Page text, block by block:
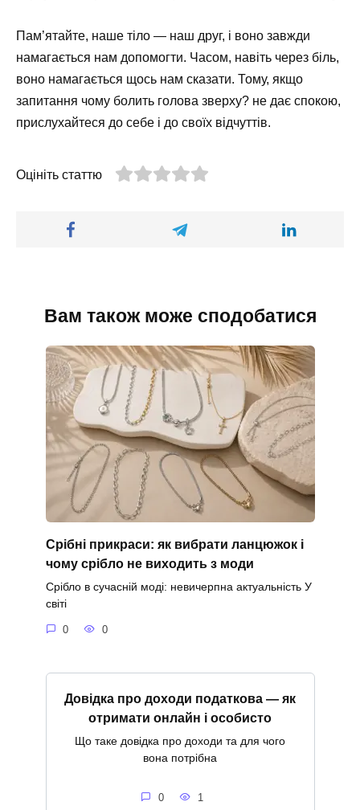
Пам’ятайте, наше тіло — наш друг, і воно завжди
намагається нам допомогти. Часом, навіть через біль,
воно намагається щось нам сказати. Тому, якщо
запитання чому болить голова зверху? не дає спокою,
прислухайтеся до себе і до своїх відчуттів.
Оцініть статтю
Вам також може сподобатися
Срібні прикраси: як вибрати ланцюжок і
чому срібло не виходить з моди
Срібло в сучасній моді: невичерпна актуальність У
світі
0 0
Довідка про доходи податкова — як
отримати онлайн і особисто
Що таке довідка про доходи та для чого
вона потрібна
0 1